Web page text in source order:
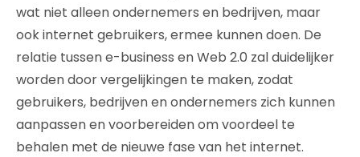
wat niet alleen ondernemers en bedrijven, maar
ook internet gebruikers, ermee kunnen doen. De
relatie tussen e-business en Web 2.0 zal duidelijker
worden door vergelijkingen te maken, zodat
gebruikers, bedrijven en ondernemers zich kunnen
aanpassen en voorbereiden om voordeel te
behalen met de nieuwe fase van het internet.